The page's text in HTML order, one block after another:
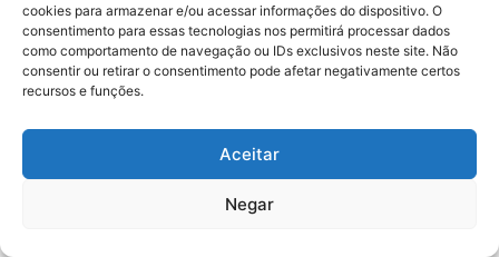
cookies para armazenar e/ou acessar informações do dispositivo. O
consentimento para essas tecnologias nos permitirá processar dados
como comportamento de navegação ou IDs exclusivos neste site. Não
consentir ou retirar o consentimento pode afetar negativamente certos
recursos e funções.
Aceitar
Negar
Economia: Beneficiários com NIS
de final 7 recebem Bolsa Família
de julho